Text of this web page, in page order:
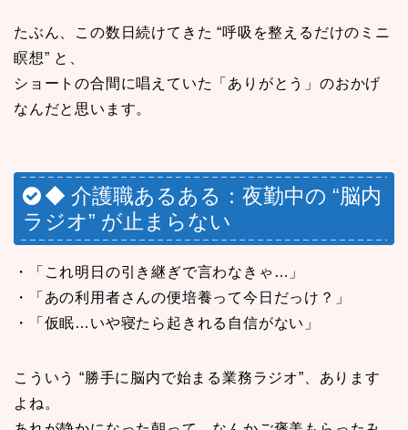
たぶん、この数日続けてきた “呼吸を整えるだけのミニ
瞑想” と、
ショートの合間に唱えていた「ありがとう」のおかげ
なんだと思います。
◆ 介護職あるある：夜勤中の “脳内
ラジオ” が止まらない
・「これ明日の引き継ぎで言わなきゃ…」
・「あの利用者さんの便培養って今日だっけ？」
・「仮眠…いや寝たら起きれる自信がない」
こういう “勝手に脳内で始まる業務ラジオ”、あります
よね。